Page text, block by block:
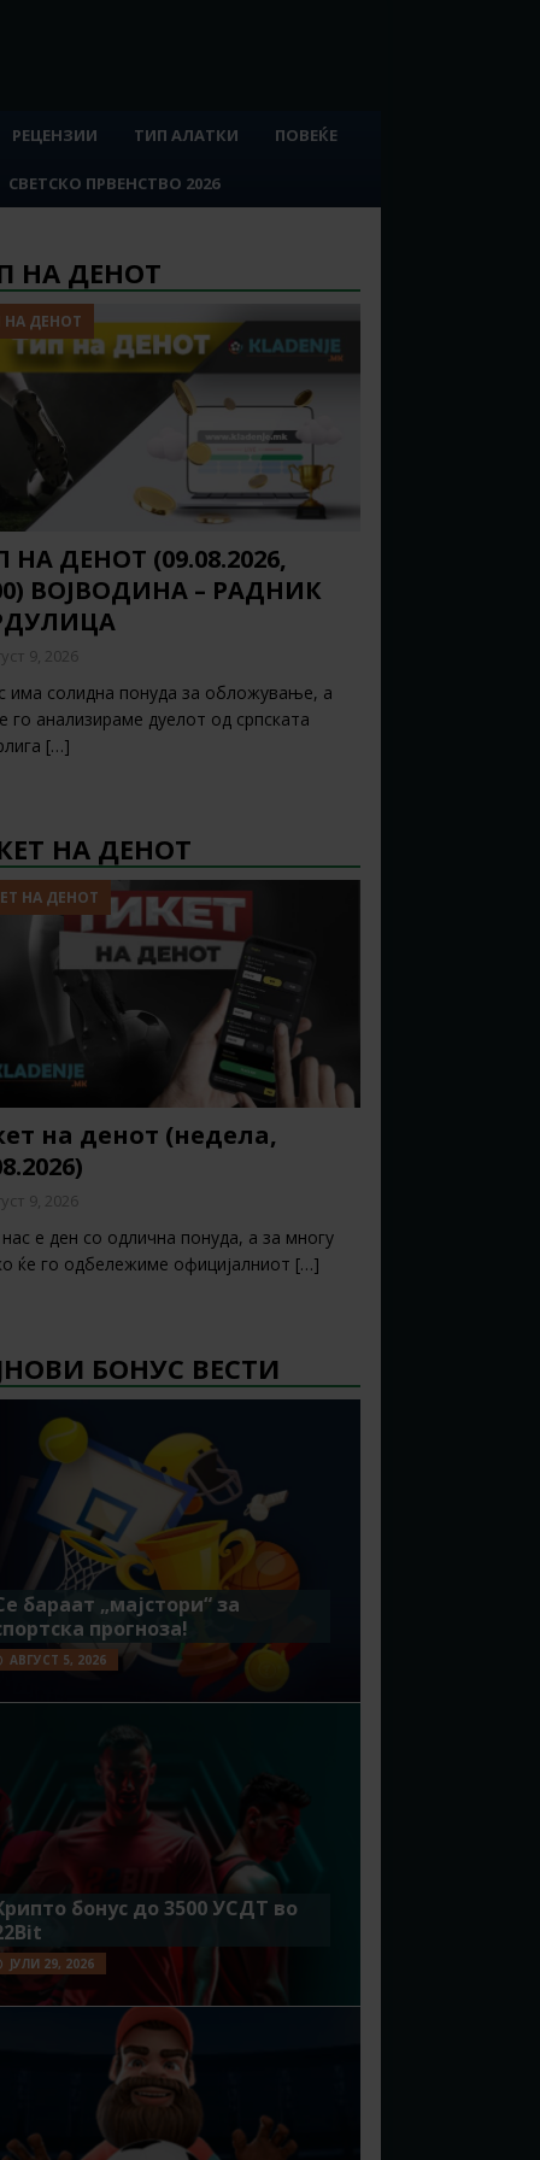
РЕЦЕНЗИИ ТИП АЛАТКИ ПОВЕЌЕ
СВЕТСКО ПРВЕНСТВО 2026
НА ДЕНОТ
НА ДЕНОТ
НА ДЕНОТ (09.08.2026,
ВОЈВОДИНА – РАДНИК
9, 2026
има солидна понуда за обложување, а
го анализираме дуелот од српската
[…]
НА ДЕНОТ
НА ДЕНОТ
на денот (недела,
9, 2026
е ден со одлична понуда, а за многу
ќе го одбележиме официјалниот […]
БОНУС ВЕСТИ
бараат „мајстори“ за
прогноза!
АВГУСТ 5, 2026
бонус до 3500 УСДТ во
ЈУЛИ 29, 2026